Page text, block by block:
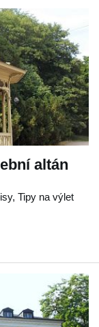
altán
Tipy na výlet